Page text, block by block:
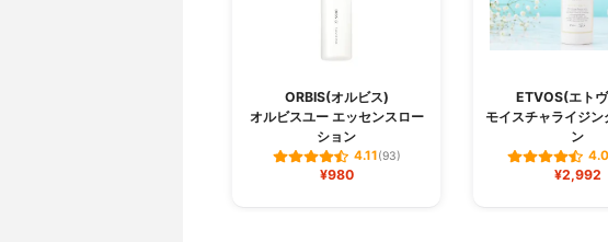
ORBIS(オルビス)
オルビスユー エッセンスロー
ション
4.11(93)
¥980
ETVOS(エト
モイスチャライジン
ン
¥2,992